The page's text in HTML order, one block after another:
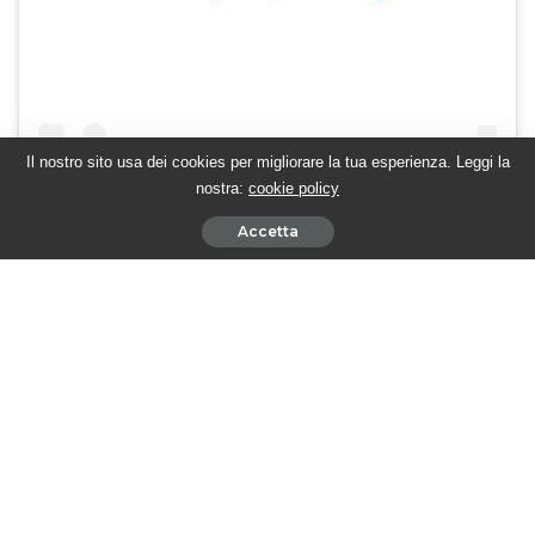
Un post condiviso da TwittamiBeautiful (@twittamibeautiful)
Il nostro sito usa dei cookies per migliorare la tua esperienza. Leggi la
nostra: cookie policy
Accetta